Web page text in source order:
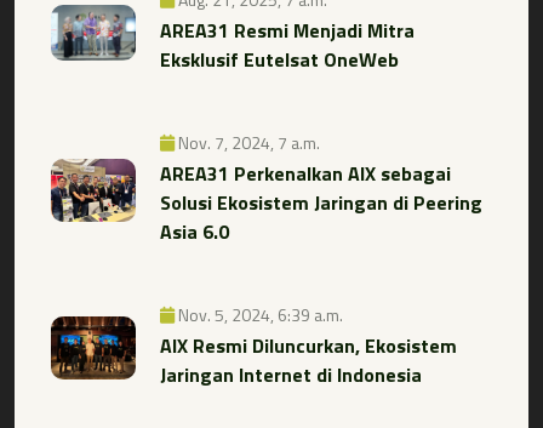
AREA31 Resmi Menjadi Mitra
Eksklusif Eutelsat OneWeb
Nov. 7, 2024, 7 a.m.
AREA31 Perkenalkan AIX sebagai
Solusi Ekosistem Jaringan di Peering
Asia 6.0
Nov. 5, 2024, 6:39 a.m.
AIX Resmi Diluncurkan, Ekosistem
Jaringan Internet di Indonesia